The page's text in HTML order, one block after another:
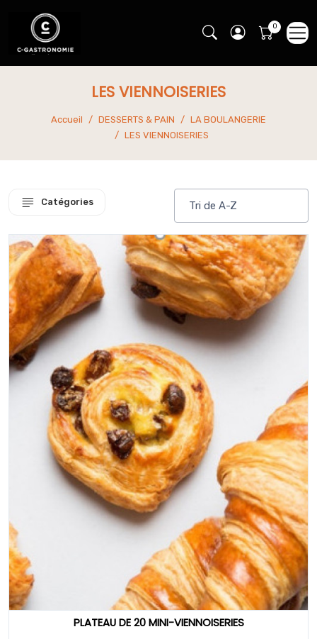
LES VIENNOISERIES
Accueil DESSERTS & PAIN
LA BOULANGERIE
LES VIENNOISERIES
Catégories
PLATEAU DE 20 MINI-VIENNOISERIES